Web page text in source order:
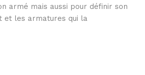
armé mais aussi pour définir son
et les armatures qui la